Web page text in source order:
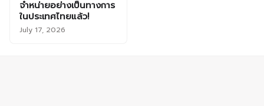
จำหน่ายอย่างเป็นทางการ
ในประเทศไทยแล้ว!
July 17, 2026